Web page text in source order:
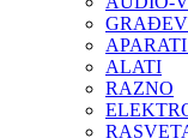
ALATI
RAZNO